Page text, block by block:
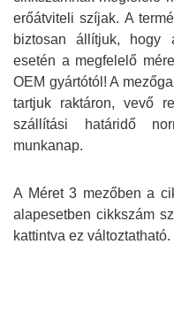
erőátviteli szíjak. A
biztosan állítjuk, hogy
esetén a megfelelő
OEM gyártótól! A
tartjuk raktáron, vevő
szállítási határidő
munkanap.
A Méret 3 mezőben a
alapesetben cikkszám
kattintva ez változtatható.